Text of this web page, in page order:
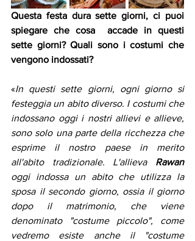
Questa festa dura sette giorni, ci puoi
spiegare che cosa  accade in questi
sette giorni? Quali sono i costumi che
vengono indossati?
«In questi sette giorni, ogni giorno si
festeggia un abito diverso. I costumi che
indossano oggi i nostri allievi e allieve,
sono solo una parte della ricchezza che
esprime il nostro paese in merito
all'abito tradizionale. L'allieva Rawan
oggi indossa un abito che utilizza la
sposa il secondo giorno, ossia il giorno
dopo il matrimonio, che viene
denominato "costume piccolo", come
vedremo esiste anche il "costume